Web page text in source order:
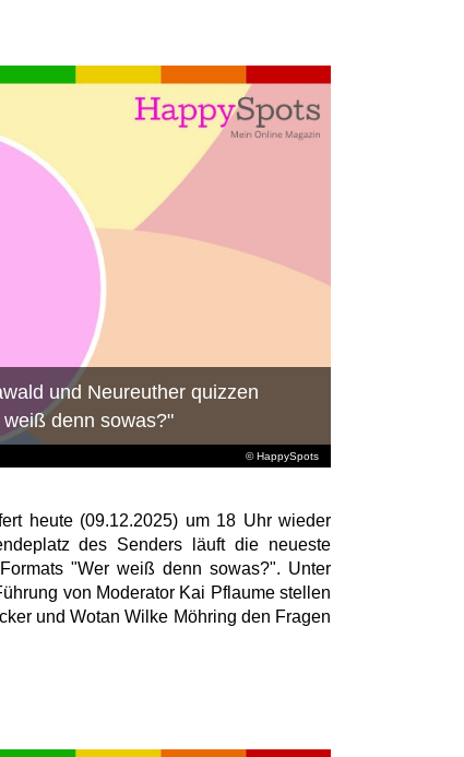
© HappySpots
und Neureuther quizzen
denn sowas?"
heute (09.12.2025) um 18 Uhr wieder
des Senders läuft die neueste
"Wer weiß denn sowas?". Unter
von Moderator Kai Pflaume stellen
und Wotan Wilke Möhring den Fragen